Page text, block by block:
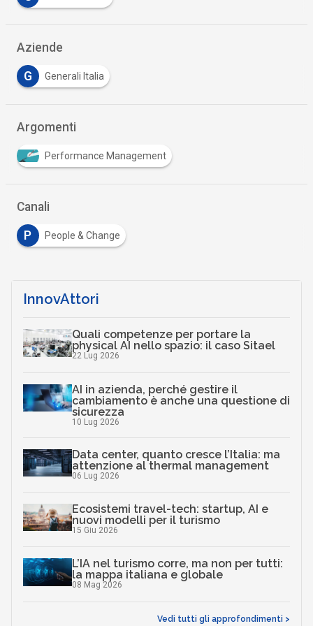
Aziende
G Generali Italia
Argomenti
Performance Management
Canali
P People & Change
InnovAttori
Quali competenze per portare la
physical AI nello spazio: il caso Sitael
22 Lug 2026
AI in azienda, perché gestire il
cambiamento è anche una questione di
sicurezza
10 Lug 2026
Data center, quanto cresce l’Italia: ma
attenzione al thermal management
06 Lug 2026
Ecosistemi travel-tech: startup, AI e
nuovi modelli per il turismo
15 Giu 2026
L’IA nel turismo corre, ma non per tutti:
la mappa italiana e globale
08 Mag 2026
Vedi tutti gli approfondimenti >